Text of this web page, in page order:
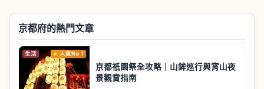
京都府的熱門文章
生活 人氣No.1
京都祇園祭全攻略｜山鉾巡行與宵山夜
景觀賞指南